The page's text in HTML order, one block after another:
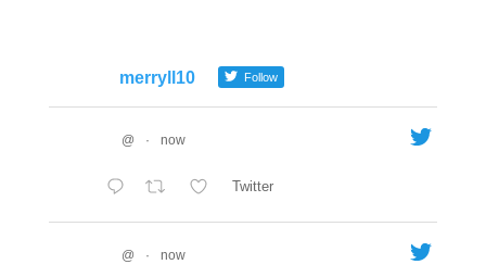
merryll10 Follow
@ · now
Twitter
@ · now